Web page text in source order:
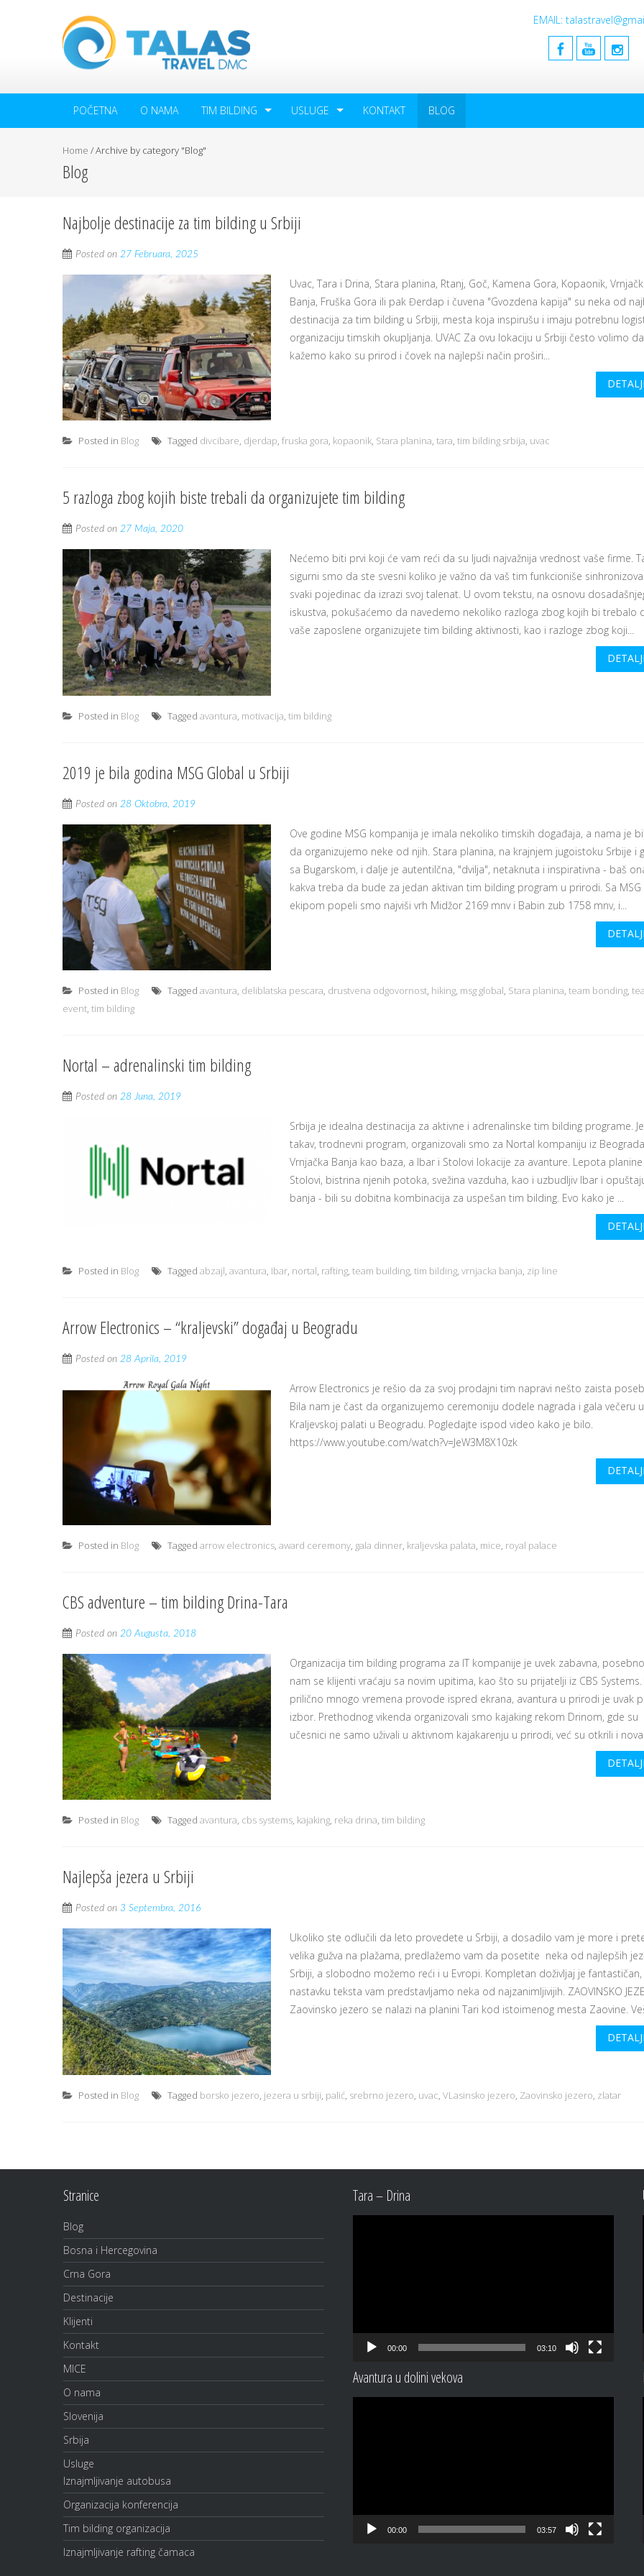
EMAIL:
POČETNA O NAMA TIM BILDING USLUGE KONTAKT BLOG
Home /Archive by category "Blog"
Blog
Najbolje destinacije za tim bilding u Srbiji
Posted on 27 Februara, 2025
Uvac, Tara i Drina, Stara planina, Rtanj, Goč, Kamena Gora, Kopaonik,
Banja, Fruška Gora ili pak Đerdap i čuvena "Gvozdena kapija" su neka od
destinacija za tim bilding u Srbiji, mesta koja inspirušu i imaju potrebnu
organizaciju timskih okupljanja. UVAC Za ovu lokaciju u Srbiji često volimo da
kažemo kako su prirod i čovek na najlepši način proširi...
Posted in Blog Tagged divcibare, djerdap, fruska gora, kopaonik, Stara planina, tara, tim bilding srbija, uvac
5 razloga zbog kojih biste trebali da organizujete tim bilding
Posted on 27 Maja, 2020
Nećemo biti prvi koji će vam reći da su ljudi najvažnija vrednost vaše firme.
sigurni smo da ste svesni koliko je važno da vaš tim funkcioniše
svaki pojedinac da izrazi svoj talenat. U ovom tekstu, na osnovu
iskustva, pokušaćemo da navedemo nekoliko razloga zbog kojih bi trebalo
vaše zaposlene organizujete tim bilding aktivnosti, kao i razloge zbog koji...
Posted in Blog Tagged avantura motivacija tim bilding
2019 je bila godina MSG Global u Srbiji
Posted on 28 Oktobra, 2019
Ove godine MSG kompanija je imala nekoliko timskih događaja, a nama je
da organizujemo neke od njih. Stara planina, na krajnjem jugoistoku Srbije i
sa Bugarskom, i dalje je autentilčna, "dvilja", netaknuta i inspirativna - baš
kakva treba da bude za jedan aktivan tim bilding program u prirodi. Sa MSG
ekipom popeli smo najviši vrh Midžor 2169 mnv i Babin zub 1758 mnv, i...
Posted in Blog Tagged avantura, deliblatska pescara, drustvena odgovornost, hiking, msg global, Stara planina, team bonding,
event, tim bilding
Nortal – adrenalinski tim bilding
Posted on 28 Juna, 2019
Srbija je idealna destinacija za aktivne i adrenalinske tim bilding programe.
takav, trodnevni program, organizovali smo za Nortal kompaniju iz Beograda.
Vrnjačka Banja kao baza, a Ibar i Stolovi lokacije za avanture. Lepota planine
Stolovi, bistrina njenih potoka, svežina vazduha, kao i uzbudljiv Ibar i
banja - bili su dobitna kombinacija za uspešan tim bilding. Evo kako je ...
Posted in Blog Tagged abzajl, avantura, Ibar, nortal, rafting, team building, tim bilding, vrnjacka banja, zip line
Arrow Electronics – “kraljevski” događaj u Beogradu
Posted on 28 Aprila, 2019
Arrow Electronics je rešio da za svoj prodajni tim napravi nešto zaista
Bila nam je čast da organizujemo ceremoniju dodele nagrada i gala večeru u
Kraljevskoj palati u Beogradu. Pogledajte ispod video kako je bilo.
https://www.youtube.com/watch?v=JeW3M8X10zk
Posted in Blog Tagged arrow electronics, award ceremony, gala dinner, kraljevska palata, mice, royal palace
CBS adventure – tim bilding Drina-Tara
Posted on 20 Augusta, 2018
Organizacija tim bilding programa za IT kompanije je uvek zabavna,
nam se klijenti vraćaju sa novim upitima, kao što su prijatelji iz CBS Systems.
prilično mnogo vremena provode ispred ekrana, avantura u prirodi je uvak
izbor. Prethodnog vikenda organizovali smo kajaking rekom Drinom, gde su
učesnici ne samo uživali u aktivnom kajakarenju u prirodi, već su otkrili i
Posted in Blog Tagged avantura, cbs systems, kajaking, reka drina, tim bilding
Najlepša jezera u Srbiji
Posted on 3 Septembra, 2016
Ukoliko ste odlučili da leto provedete u Srbiji, a dosadilo vam je more i
velika gužva na plažama, predlažemo vam da posetite neka od najlepših
Srbiji, a slobodno možemo reći i u Evropi. Kompletan doživljaj je fantastičan,
nastavku teksta vam predstavljamo neka od najzanimljivijih. ZAOVINSKO
Zaovinsko jezero se nalazi na planini Tari kod istoimenog mesta Zaovine.
Posted in Blog Tagged borsko jezero jezera u srbiji palić srebrno jezero uvac VLasinsko jezero Zaovinsko jezero zlatar
Stranice
Blog
Bosna i Hercegovina
Crna Gora
Destinacije
Klijenti
Kontakt
MICE
O nama
Slovenija
Srbija
Usluge
Iznajmljivanje autobusa
Organizacija konferencija
Tim bilding organizacija
Iznajmljivanje rafting čamaca
Tara – Drina
00:00 03:10
Avantura u dolini vekova
00:00 03:57